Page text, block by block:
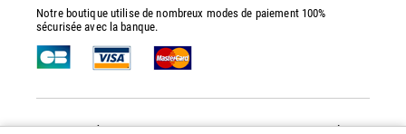
Notre boutique utilise de nombreux modes de paiement 100%
sécurisée avec la banque.